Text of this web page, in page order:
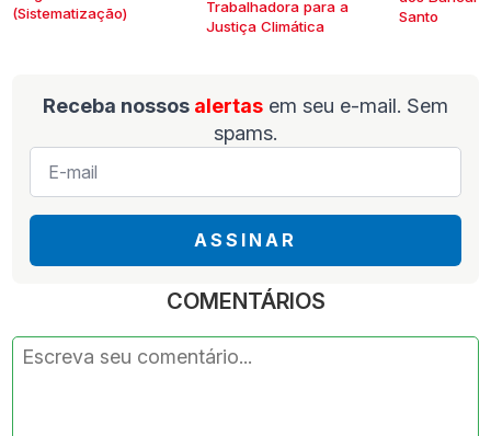
(Sistematização)
Trabalhadora para a
Justiça Climática
Santo
Receba nossos alertas em seu e-mail. Sem
spams.
E-
mail
ASSINAR
COMENTÁRIOS